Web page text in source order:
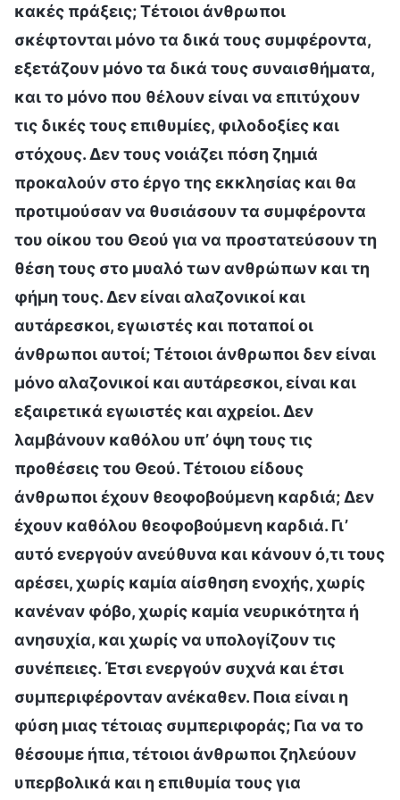
κακές πράξεις; Τέτοιοι άνθρωποι
σκέφτονται μόνο τα δικά τους συμφέροντα,
εξετάζουν μόνο τα δικά τους συναισθήματα,
και το μόνο που θέλουν είναι να επιτύχουν
τις δικές τους επιθυμίες, φιλοδοξίες και
στόχους. Δεν τους νοιάζει πόση ζημιά
προκαλούν στο έργο της εκκλησίας και θα
προτιμούσαν να θυσιάσουν τα συμφέροντα
του οίκου του Θεού για να προστατεύσουν τη
θέση τους στο μυαλό των ανθρώπων και τη
φήμη τους. Δεν είναι αλαζονικοί και
αυτάρεσκοι, εγωιστές και ποταποί οι
άνθρωποι αυτοί; Τέτοιοι άνθρωποι δεν είναι
μόνο αλαζονικοί και αυτάρεσκοι, είναι και
εξαιρετικά εγωιστές και αχρείοι. Δεν
λαμβάνουν καθόλου υπ’ όψη τους τις
προθέσεις του Θεού. Τέτοιου είδους
άνθρωποι έχουν θεοφοβούμενη καρδιά; Δεν
έχουν καθόλου θεοφοβούμενη καρδιά. Γι’
αυτό ενεργούν ανεύθυνα και κάνουν ό,τι τους
αρέσει, χωρίς καμία αίσθηση ενοχής, χωρίς
κανέναν φόβο, χωρίς καμία νευρικότητα ή
ανησυχία, και χωρίς να υπολογίζουν τις
συνέπειες. Έτσι ενεργούν συχνά και έτσι
συμπεριφέρονταν ανέκαθεν. Ποια είναι η
φύση μιας τέτοιας συμπεριφοράς; Για να το
θέσουμε ήπια, τέτοιοι άνθρωποι ζηλεύουν
υπερβολικά και η επιθυμία τους για